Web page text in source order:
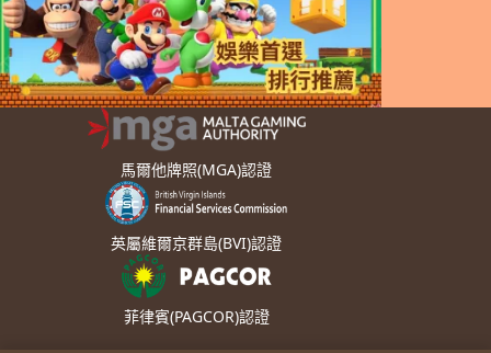
馬爾他牌照(MGA)認證
英屬維爾京群島(BVI)認證
菲律賓(PAGCOR)認證